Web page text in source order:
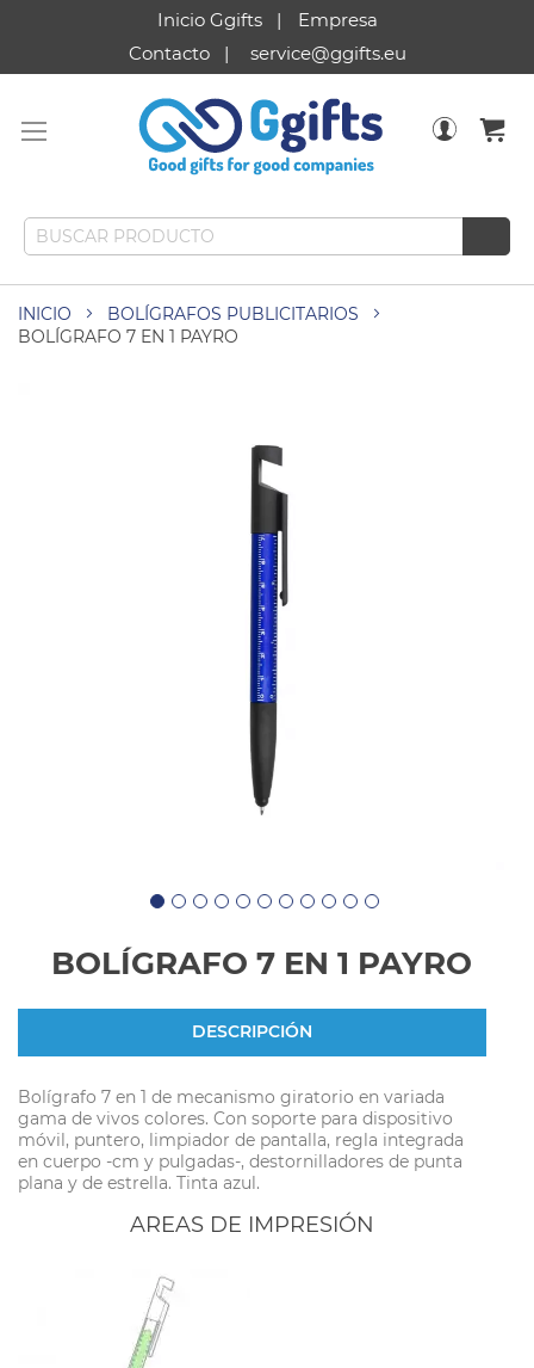
Inicio Ggifts
Empresa
Contacto
service@ggifts.eu
INICIO
BOLÍGRAFOS PUBLICITARIOS
BOLÍGRAFO 7 EN 1 PAYRO
BOLÍGRAFO 7 EN 1 PAYRO
DESCRIPCIÓN
Bolígrafo 7 en 1 de mecanismo giratorio en variada
gama de vivos colores. Con soporte para dispositivo
móvil, puntero, limpiador de pantalla, regla integrada
en cuerpo -cm y pulgadas-, destornilladores de punta
plana y de estrella. Tinta azul.
AREAS DE IMPRESIÓN